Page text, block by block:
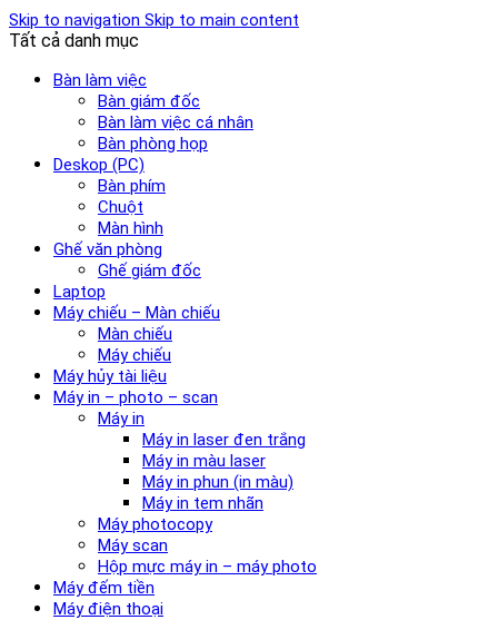
Skip to navigation Skip to main content
Tất cả danh mục
Bàn làm việc
Bàn giám đốc
Bàn làm việc cá nhân
Bàn phòng họp
Deskop (PC)
Bàn phím
Chuột
Màn hình
Ghế văn phòng
Ghế giám đốc
Laptop
Máy chiếu – Màn chiếu
Màn chiếu
Máy chiếu
Máy hủy tài liệu
Máy in – photo – scan
Máy in
Máy in laser đen trắng
Máy in màu laser
Máy in phun (in màu)
Máy in tem nhãn
Máy photocopy
Máy scan
Hộp mực máy in – máy photo
Máy đếm tiền
Máy điện thoại